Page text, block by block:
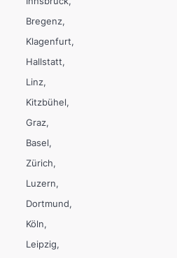
Bregenz
Klagenfurt
Hallstatt
Linz
Kitzbühel
Graz
Basel
Zürich
Luzern
Dortmund
Köln
Leipzig